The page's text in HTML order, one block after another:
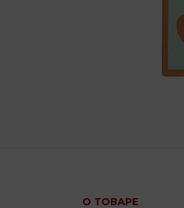
О ТОВАРЕ